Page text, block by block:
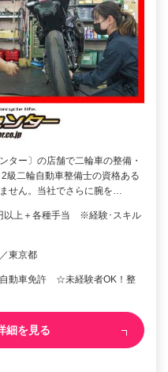
ター〕の店舗で二輪車の整備・
級二輪自動車整備士の資格ある
せん。当社でさらに腕を…
以上＋各種手当 ※経験･スキル
東京都
動車免許 ☆未経験者OK！整
細を見る